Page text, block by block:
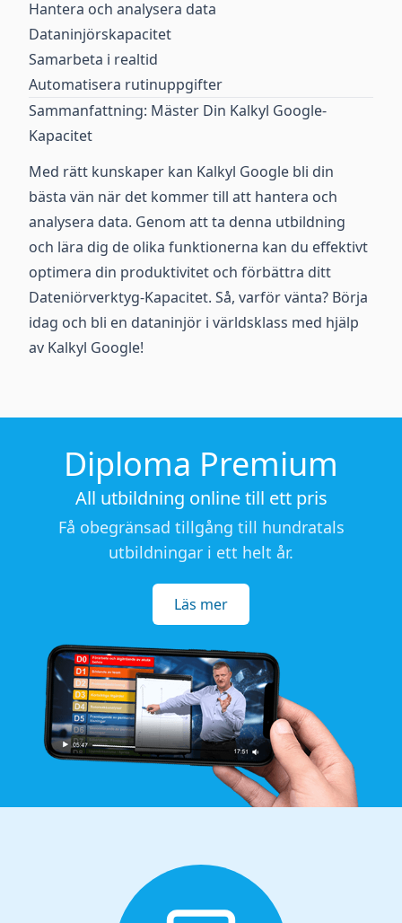
Hantera och analysera data
Dataninjörskapacitet
Samarbeta i realtid
Automatisera rutinuppgifter
Sammanfattning: Mäster Din Kalkyl Google-
Kapacitet
Med rätt kunskaper kan Kalkyl Google bli din
bästa vän när det kommer till att hantera och
analysera data. Genom att ta denna utbildning
och lära dig de olika funktionerna kan du effektivt
optimera din produktivitet och förbättra ditt
Dateniörverktyg-Kapacitet. Så, varför vänta? Börja
idag och bli en dataninjör i världsklass med hjälp
av Kalkyl Google!
Diploma Premium
All utbildning online till ett pris
Få obegränsad tillgång till hundratals
utbildningar i ett helt år.
Läs mer